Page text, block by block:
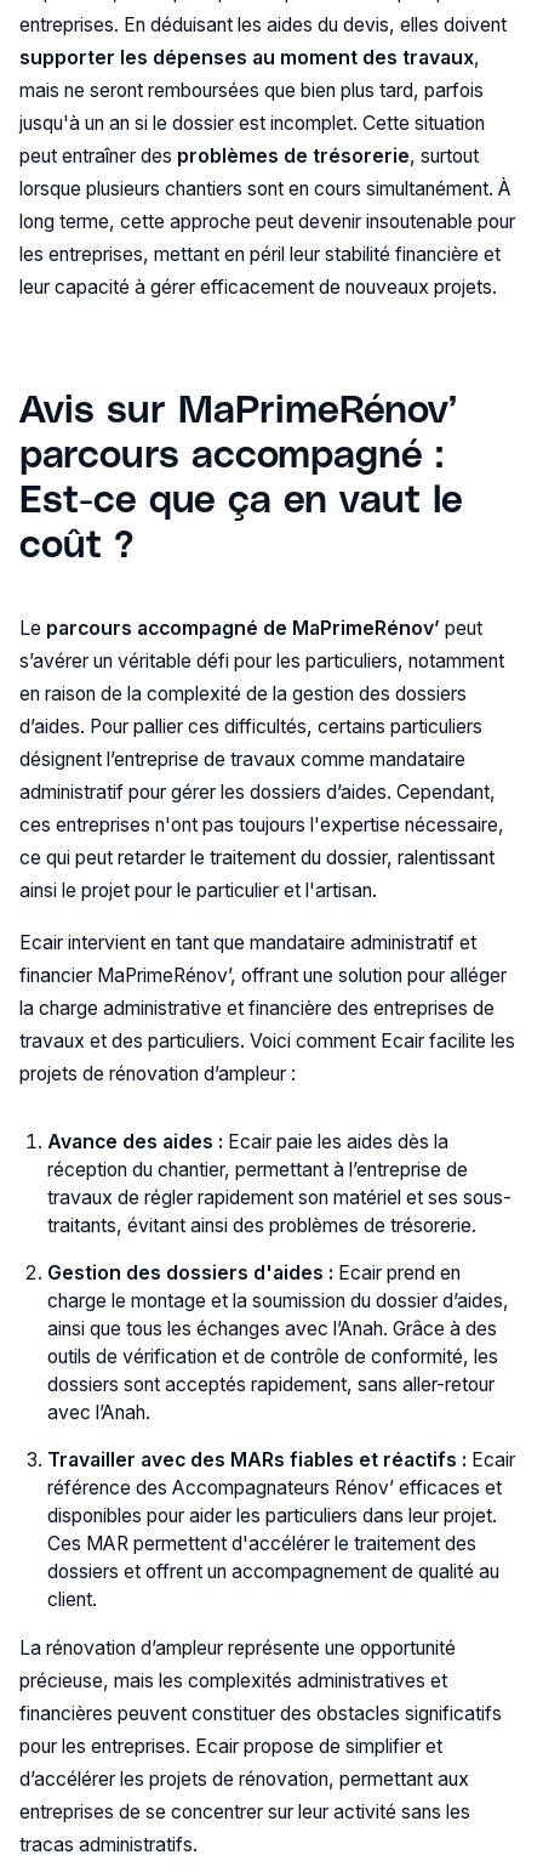
entreprises. En déduisant les aides du devis, elles doivent
supporter les dépenses au moment des travaux,
mais ne seront remboursées que bien plus tard, parfois
jusqu'à un an si le dossier est incomplet. Cette situation
peut entraîner des problèmes de trésorerie, surtout
lorsque plusieurs chantiers sont en cours simultanément. À
long terme, cette approche peut devenir insoutenable pour
les entreprises, mettant en péril leur stabilité financière et
leur capacité à gérer efficacement de nouveaux projets.
Avis sur MaPrimeRénov’
parcours accompagné :
Est-ce que ça en vaut le
coût ?
Le parcours accompagné de MaPrimeRénov’ peut
s’avérer un véritable défi pour les particuliers, notamment
en raison de la complexité de la gestion des dossiers
d’aides. Pour pallier ces difficultés, certains particuliers
désignent l’entreprise de travaux comme mandataire
administratif pour gérer les dossiers d’aides. Cependant,
ces entreprises n'ont pas toujours l'expertise nécessaire,
ce qui peut retarder le traitement du dossier, ralentissant
ainsi le projet pour le particulier et l'artisan.
Ecair intervient en tant que mandataire administratif et
financier MaPrimeRénov’, offrant une solution pour alléger
la charge administrative et financière des entreprises de
travaux et des particuliers. Voici comment Ecair facilite les
projets de rénovation d’ampleur :
Avance des aides : Ecair paie les aides dès la
réception du chantier, permettant à l’entreprise de
travaux de régler rapidement son matériel et ses sous-
traitants, évitant ainsi des problèmes de trésorerie.
Gestion des dossiers d'aides : Ecair prend en
charge le montage et la soumission du dossier d’aides,
ainsi que tous les échanges avec l’Anah. Grâce à des
outils de vérification et de contrôle de conformité, les
dossiers sont acceptés rapidement, sans aller-retour
avec l’Anah.
Travailler avec des MARs fiables et réactifs : Ecair
référence des Accompagnateurs Rénov’ efficaces et
disponibles pour aider les particuliers dans leur projet.
Ces MAR permettent d'accélérer le traitement des
dossiers et offrent un accompagnement de qualité au
client.
La rénovation d’ampleur représente une opportunité
précieuse, mais les complexités administratives et
financières peuvent constituer des obstacles significatifs
pour les entreprises. Ecair propose de simplifier et
d’accélérer les projets de rénovation, permettant aux
entreprises de se concentrer sur leur activité sans les
tracas administratifs.